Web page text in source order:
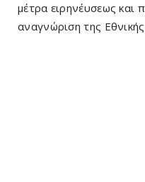
μέτρα ειρηνέυσεως και
αναγνώριση της